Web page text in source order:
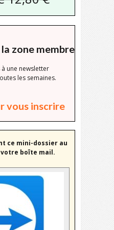
zone membre
une newsletter
les semaines.
vous inscrire
ce mini-dossier au
votre boîte mail.